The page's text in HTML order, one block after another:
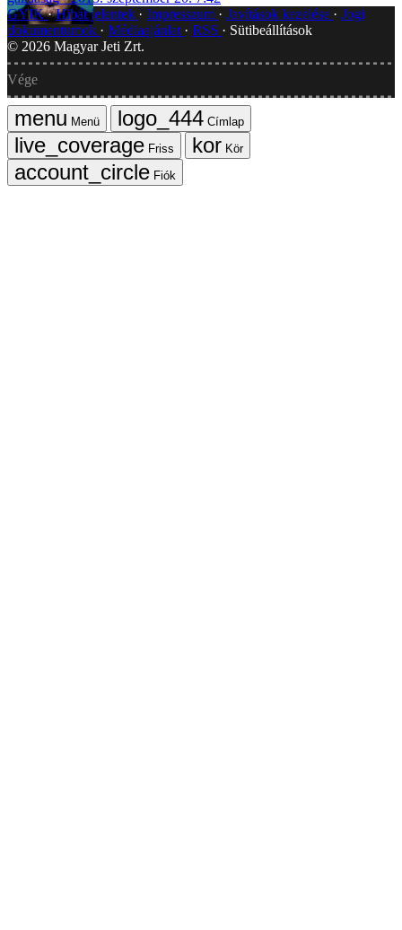
GYIK Hibát jelentek Impresszum Javítások kezelése
Jogi
dokumentumok
Médiaajánlat RSS
Sütibeállítások
© 2026 Magyar Jeti Zrt.
Vége
Menü
Címlap
Friss
Kör
Fiók